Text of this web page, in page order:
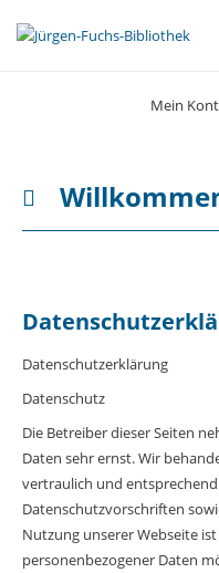
Mein
Datenschutzerklärung
Datenschutz
Die Betreiber dieser Seiten
Daten sehr ernst. Wir
vertraulich und
Datenschutzvorschriften
Nutzung unserer Webseite
personenbezogener Daten